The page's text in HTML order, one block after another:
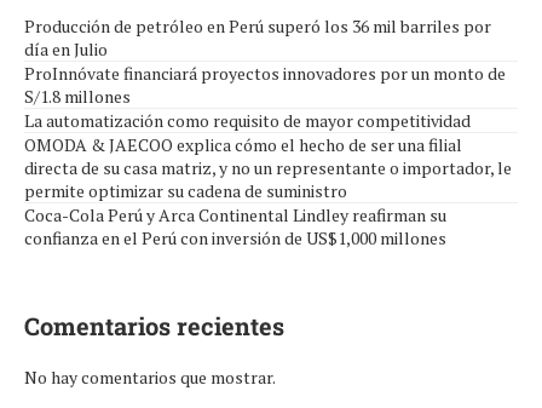
Producción de petróleo en Perú superó los 36 mil barriles por
día en Julio
ProInnóvate financiará proyectos innovadores por un monto de
S/1.8 millones
La automatización como requisito de mayor competitividad
OMODA & JAECOO explica cómo el hecho de ser una filial
directa de su casa matriz, y no un representante o importador, le
permite optimizar su cadena de suministro
Coca-Cola Perú y Arca Continental Lindley reafirman su
confianza en el Perú con inversión de US$1,000 millones
Comentarios recientes
No hay comentarios que mostrar.